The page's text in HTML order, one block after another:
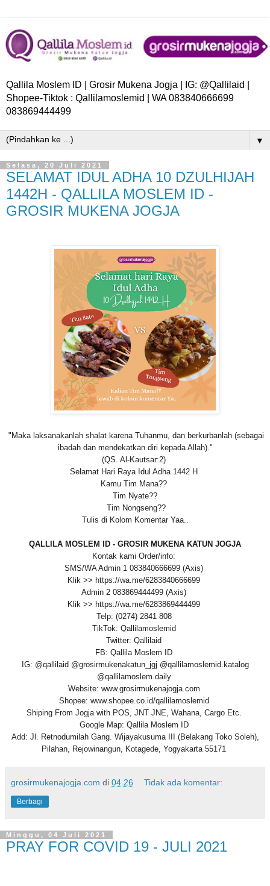
Qallila Moslem ID | Grosir Mukena Jogja | IG: @Qallilaid |
Shopee-Tiktok : Qallilamoslemid | WA 083840666699
083869444499
▼
Selasa, 20 Juli 2021
SELAMAT IDUL ADHA 10 DZULHIJAH
1442H - QALLILA MOSLEM ID -
GROSIR MUKENA JOGJA
"Maka laksanakanlah shalat karena Tuhanmu, dan berkurbanlah (sebagai
ibadah dan mendekatkan diri kepada Allah)."
(QS. Al-Kautsar:2)
Selamat Hari Raya Idul Adha 1442 H
Kamu Tim Mana??
Tim Nyate??
Tim Nongseng??
Tulis di Kolom Komentar Yaa..
QALLILA MOSLEM ID - GROSIR MUKENA KATUN JOGJA
Kontak kami Order/info:
SMS/WA Admin 1 083840666699 (Axis)
Klik >> https://wa.me/6283840666699
Admin 2 083869444499 (Axis)
Klik >> https://wa.me/6283869444499
Telp: (0274) 2841 808
TikTok: Qallilamoslemid
Twitter: Qallilaid
FB: Qallila Moslem ID
IG: @qallilaid @grosirmukenakatun_jgj @qallilamoslemid.katalog
@qallilamoslem.daily
Website: www.grosirmukenajogja.com
Shopee: www.shopee.co.id/qallilamoslemid
Shiping From Jogja with POS, JNT JNE, Wahana, Cargo Etc.
Google Map: Qallila Moslem ID
Add: Jl. Retnodumilah Gang. Wijayakusuma III (Belakang Toko Soleh),
Pilahan, Rejowinangun, Kotagede, Yogyakarta 55171
grosirmukenajogja.com di 04.26 Tidak ada komentar:
Berbagi
Minggu, 04 Juli 2021
PRAY FOR COVID 19 - JULI 2021